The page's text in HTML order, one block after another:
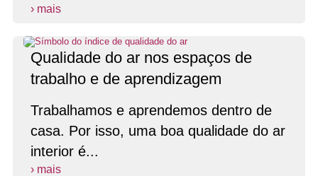
› mais
Qualidade do ar nos espaços de
trabalho e de aprendizagem
Trabalhamos e aprendemos dentro de
casa. Por isso, uma boa qualidade do ar
interior é...
› mais